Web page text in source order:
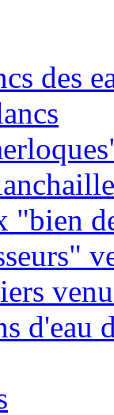
des
"bien
d'eau